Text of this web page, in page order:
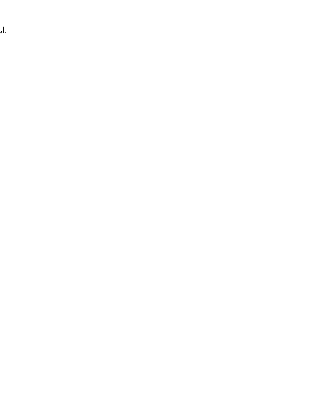
این مدل در حال حاضر موجود نیست؛ اما مدل‌های مشابه و موجود را می‌توانید از پیشنهادهای زیر انتخاب کنید.